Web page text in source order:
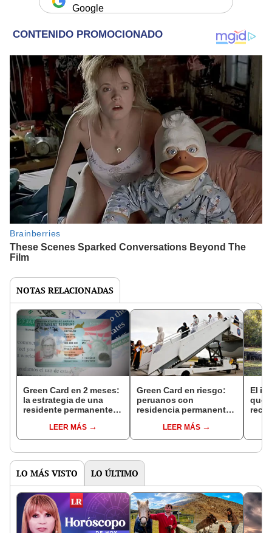
Google
NOTAS RELACIONADAS
Green Card en 2 meses:
la estrategia de una
residente permanente
inmigrantes en Estados
Unidos
LEER MÁS
Green Card en riesgo:
peruanos con
residencia permanente
deportados por estas
razones
LEER MÁS
El
que
asno
LO MÁS VISTO LO ÚLTIMO